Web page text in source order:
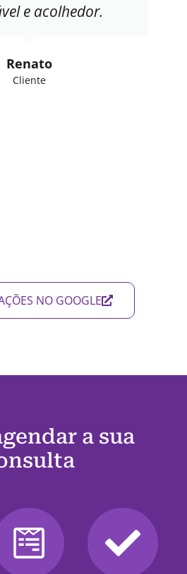
e acolhedor.
Renato
Cliente
NO GOOGLE
a sua